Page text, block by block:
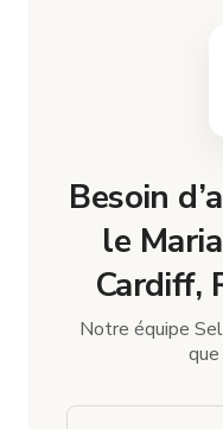
Besoin
le
Cardiff,
Notre équipe